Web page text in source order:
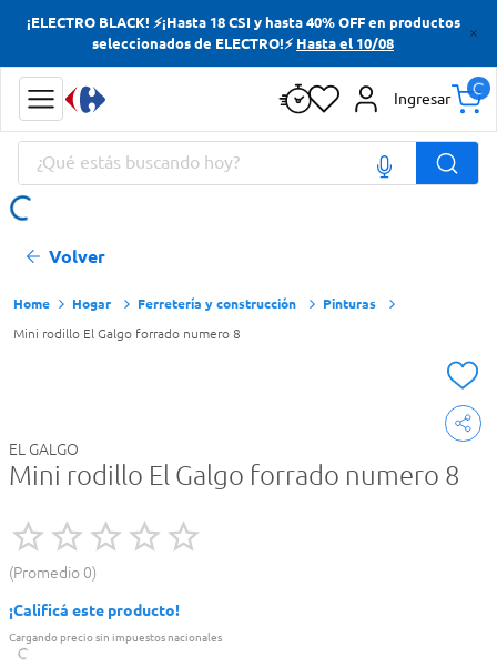
¡ELECTRO BLACK! ⚡¡Hasta 18 CSI y hasta 40% OFF en productos
seleccionados de ELECTRO!⚡ Hasta el 10/08
Ingresar
¿Qué estás buscando hoy?
Volver
Hogar Ferretería y construcción Pinturas
Mini rodillo El Galgo forrado numero 8
EL GALGO
Mini rodillo El Galgo forrado numero 8
Promedio 0
¡Calificá este producto!
Cargando precio sin impuestos nacionales
Términos más buscados
Yerba
Cerveza
Doves
Términos más buscados
Yerba
Cerveza
Doves
Papas Fritas